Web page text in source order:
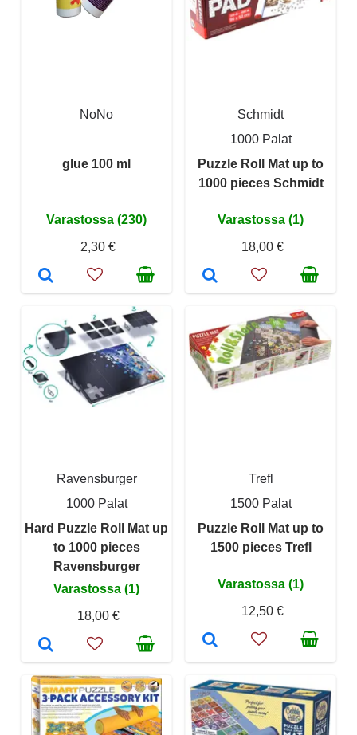
NoNo
glue 100 ml
Varastossa (230)
2,30 €
Schmidt
1000 Palat
Puzzle Roll Mat up to
1000 pieces Schmidt
Varastossa (1)
18,00 €
Ravensburger
1000 Palat
Hard Puzzle Roll Mat up
to 1000 pieces
Ravensburger
Varastossa (1)
18,00 €
Trefl
1500 Palat
Puzzle Roll Mat up to
1500 pieces Trefl
Varastossa (1)
12,50 €